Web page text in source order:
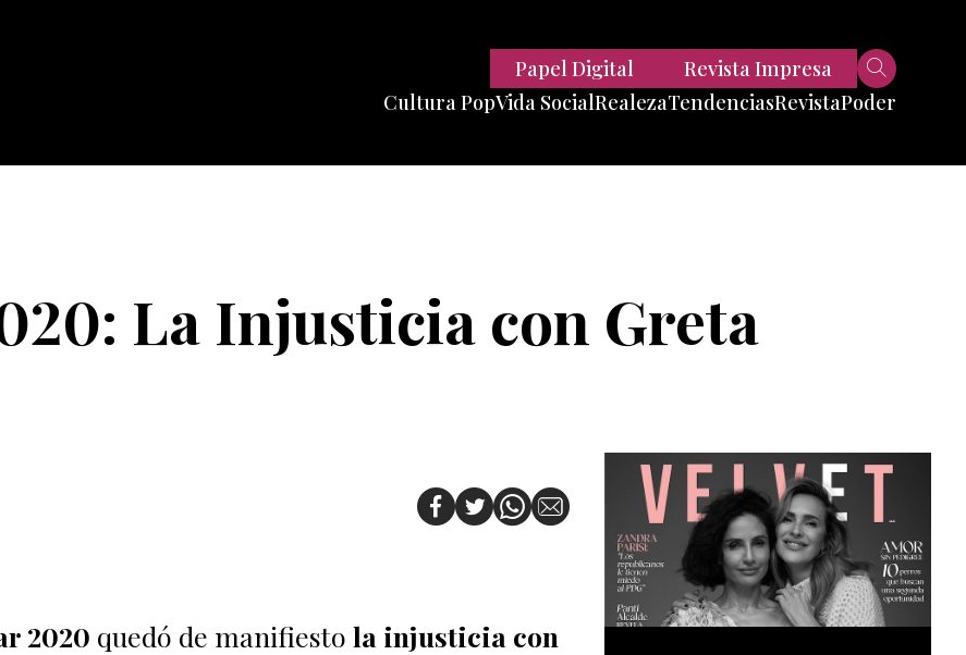
Cultura PopVida SocialRealezaTendencias
Viajes
Tech
RevistaPoder
Papel Digital Revista Impresa
La Injusticia con Greta
2020 quedó de manifiesto la injusticia con